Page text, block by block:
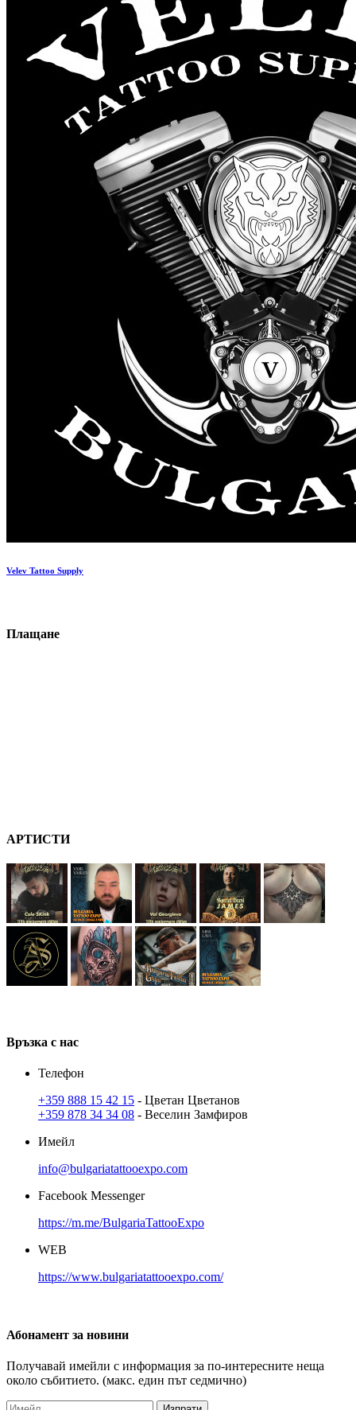
Velev Tattoo Supply
Плащане
АРТИСТИ
Връзка с нас
Телефон
+359 888 15 42 15 - Цветан Цветанов
+359 878 34 34 08 - Веселин Замфиров
Имейл
info@bulgariatattooexpo.com
Facebook Messenger
https://m.me/BulgariaTattooExpo
WEB
https://www.bulgariatattooexpo.com/
Абонамент за новини
Получавай имейли с информация за по-интересните неща
около събитието. (макс. един път седмично)